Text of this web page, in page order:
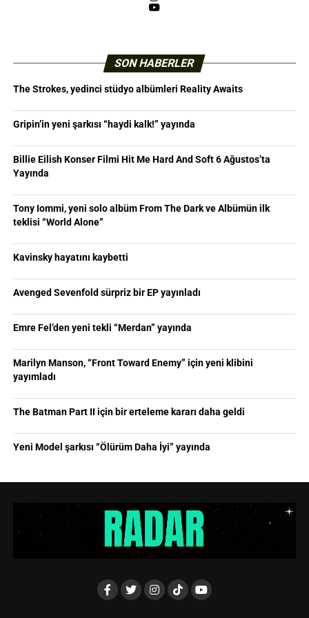
YouTube
SON HABERLER
The Strokes, yedinci stüdyo albümleri Reality Awaits
Gripin’in yeni şarkısı “haydi kalk!” yayında
Billie Eilish Konser Filmi Hit Me Hard And Soft 6 Ağustos’ta
Yayında
Tony Iommi, yeni solo albüm From The Dark ve Albümün ilk
teklisi “World Alone”
Kavinsky hayatını kaybetti
Avenged Sevenfold sürpriz bir EP yayınladı
Emre Fel’den yeni tekli “Merdan” yayında
Marilyn Manson, “Front Toward Enemy” için yeni klibini
yayımladı
The Batman Part II için bir erteleme kararı daha geldi
Yeni Model şarkısı “Ölürüm Daha İyi” yayında